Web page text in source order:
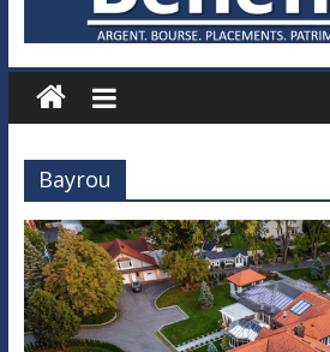
Ruée des fortunes russes vers l’étranger
Bayrou